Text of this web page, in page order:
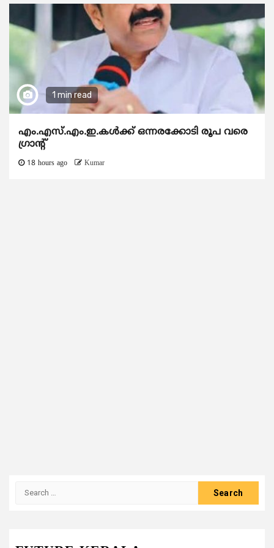
1 min read
എം.എസ്.എം.ഇ.കൾക്ക് ഒന്നരക്കോടി രൂപ വരെ
ഗ്രാന്റ്
18 hours ago Kumar